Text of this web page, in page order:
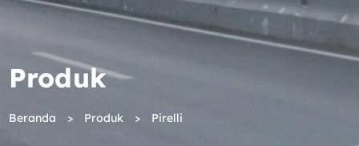
Produk
Beranda Produk Pirelli